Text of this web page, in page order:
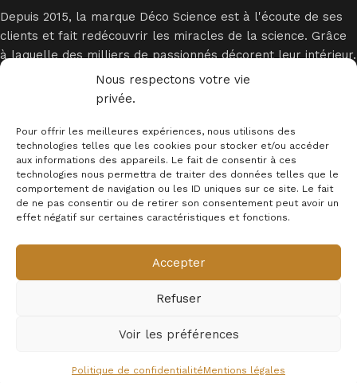
Nous respectons votre vie
privée.
Pour offrir les meilleures expériences, nous utilisons des
technologies telles que les cookies pour stocker et/ou accéder
aux informations des appareils. Le fait de consentir à ces
technologies nous permettra de traiter des données telles que le
comportement de navigation ou les ID uniques sur ce site. Le fait
de ne pas consentir ou de retirer son consentement peut avoir un
effet négatif sur certaines caractéristiques et fonctions.
Accepter
Refuser
Voir les préférences
Politique de confidentialitéMentions légales
Depuis 2015, la marque Déco Science est à l'écoute de ses
clients et fait redécouvrir les miracles de la science. Grâce
à laquelle des milliers de passionnés décorent leur intérieur.
INFORMATIONS
MENTION LEGALES
Newsletter
© 2025 - Déco Science
Musicale 130,99 €
Choix
des
dès